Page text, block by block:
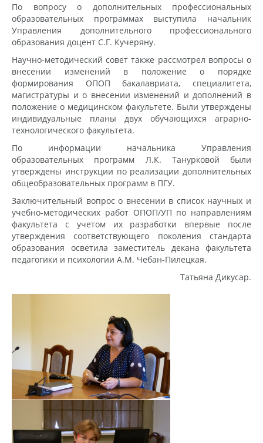
По вопросу о дополнительных профессиональных
образовательных программах выступила начальник
Управления дополнительного профессионального
образования доцент С.Г. Кучеряну.
Научно-методический совет также рассмотрел вопросы о
внесении изменений в положение о порядке
формирования ОПОП бакалавриата, специалитета,
магистратуры и о внесении изменений и дополнений в
положение о медицинском факультете. Были утверждены
индивидуальные планы двух обучающихся аграрно-
технологического факультета.
По информации начальника Управления
образовательных программ Л.К. Танурковой были
утверждены инструкции по реализации дополнительных
общеобразовательных программ в ПГУ.
Заключительный вопрос о внесении в список научных и
учебно-методических работ ОПОП/УП по направлениям
факультета с учетом их разработки впервые после
утверждения соответствующего поколения стандарта
образования осветила заместитель декана факультета
педагогики и психологии А.М. Чебан-Пилецкая.
Татьяна Дикусар.